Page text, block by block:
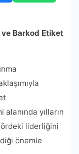
Barkod Etiket
yılların
liderliğini
önemle